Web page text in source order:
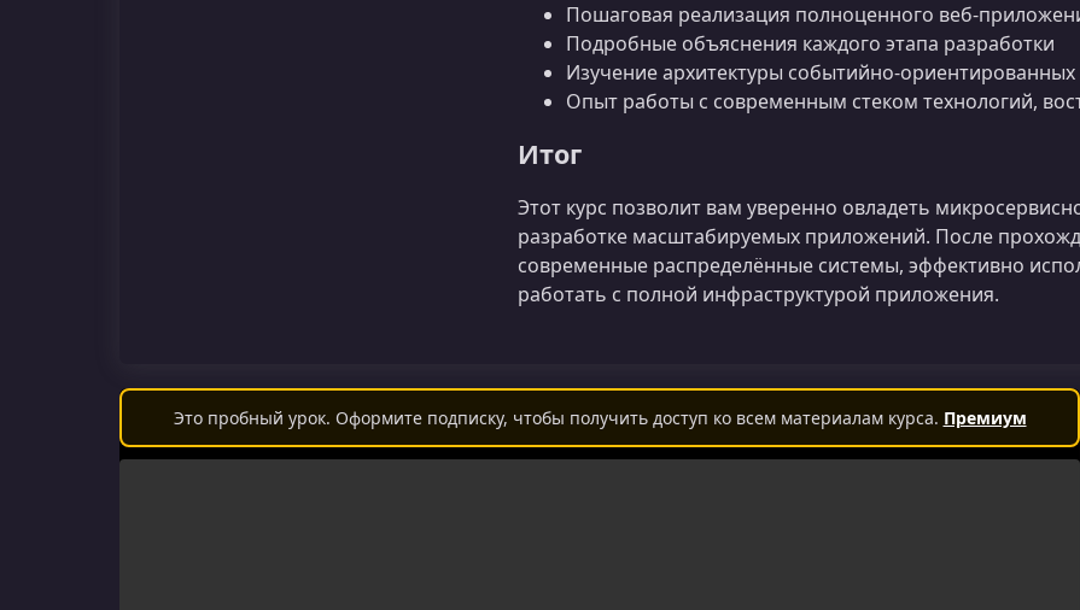
Пошаговая реализация полноценного
Подробные объяснения каждого этапа разработки
Изучение архитектуры событийно‑ориентированных
Опыт работы с современным стеком технологий,
Итог
Этот курс позволит вам уверенно овладеть
разработке масштабируемых приложений. После
современные распределённые системы, эффективно
работать с полной инфраструктурой приложения.
Это пробный урок. Оформите подписку, чтобы получить доступ ко всем материалам курса. Премиум